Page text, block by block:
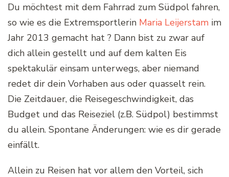
Du möchtest mit dem Fahrrad zum Südpol fahren,
so wie es die Extremsportlerin Maria Leijerstam im
Jahr 2013 gemacht hat ? Dann bist zu zwar auf
dich allein gestellt und auf dem kalten Eis
spektakulär einsam unterwegs, aber niemand
redet dir dein Vorhaben aus oder quasselt rein.
Die Zeitdauer, die Reisegeschwindigkeit, das
Budget und das Reiseziel (z.B. Südpol) bestimmst
du allein. Spontane Änderungen: wie es dir gerade
einfällt.
Allein zu Reisen hat vor allem den Vorteil, sich